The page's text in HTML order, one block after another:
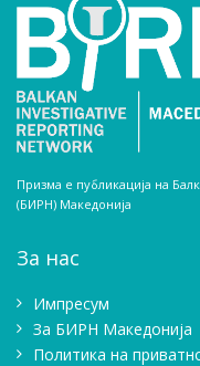
Призма е публикација на
(БИРН) Македонија
За нас
Импресум
Зa БИРН Македонија
Политика на